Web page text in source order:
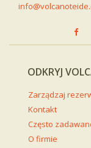
ODKRYJ
Zarządzaj
Kontakt
O firmie